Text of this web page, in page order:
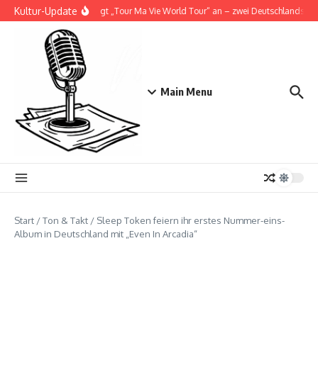
Zum Inhalt springen
Kultur-Update
Doja Cat kündigt „Tour Ma Vie World Tour“ an – zwei Deutschlandshows
Main Menu
Start /Ton & Takt / Sleep Token feiern ihr erstes Nummer-eins-
Album in Deutschland mit „Even In Arcadia“